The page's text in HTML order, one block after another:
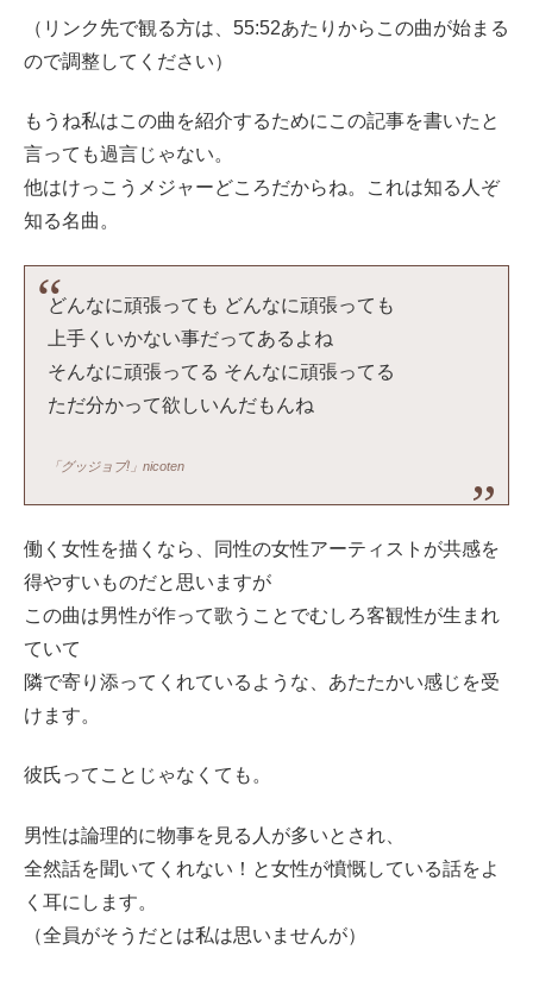
（リンク先で観る方は、55:52あたりからこの曲が始まる
ので調整してください）
もうね私はこの曲を紹介するためにこの記事を書いたと
言っても過言じゃない。
他はけっこうメジャーどころだからね。これは知る人ぞ
知る名曲。
どんなに頑張っても どんなに頑張っても
上手くいかない事だってあるよね
そんなに頑張ってる そんなに頑張ってる
ただ分かって欲しいんだもんね
「グッジョブ!」nicoten
働く女性を描くなら、同性の女性アーティストが共感を
得やすいものだと思いますが
この曲は男性が作って歌うことでむしろ客観性が生まれ
ていて
隣で寄り添ってくれているような、あたたかい感じを受
けます。
彼氏ってことじゃなくても。
男性は論理的に物事を見る人が多いとされ、
全然話を聞いてくれない！と女性が憤慨している話をよ
く耳にします。
（全員がそうだとは私は思いませんが）